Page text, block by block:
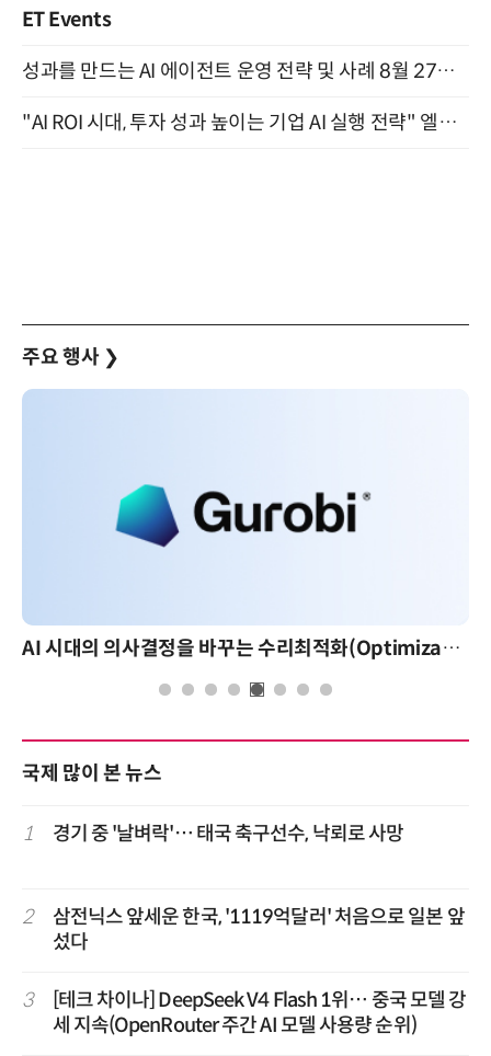
ET Events
성과를 만드는 AI 에이전트 운영 전략 및 사례 8월 27일 개최
"AI ROI 시대, 투자 성과 높이는 기업 AI 실행 전략" 엘타워 6층 (9월 18일)
주요 행사 ❯
AI 시대의 의사결정을 바꾸는 수리최적화(Optimization): 실제 산업 적용 사례와 활용 전략
국제 많이 본 뉴스
1 경기 중 '날벼락'… 태국 축구선수, 낙뢰로 사망
2
삼전닉스 앞세운 한국, '1119억달러' 처음으로 일본 앞
섰다
3
[테크 차이나] DeepSeek V4 Flash 1위… 중국 모델 강
세 지속(OpenRouter 주간 AI 모델 사용량 순위)